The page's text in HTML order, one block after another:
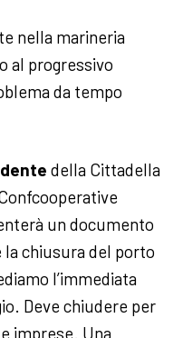
nella marineria
al progressivo
da tempo
della Cittadella
un documento
la chiusura del porto
l’immediata
Deve chiudere per
imprese. Una